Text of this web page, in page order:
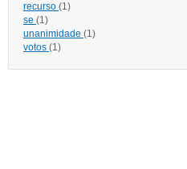
recurso (1)
se (1)
unanimidade (1)
votos (1)